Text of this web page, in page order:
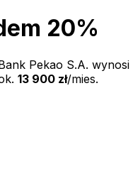
20%
Pekao S.A. wynosi
13 900 zł/mies.